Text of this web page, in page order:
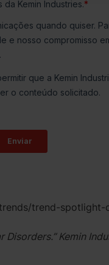
trend-spotlight-
Kemin